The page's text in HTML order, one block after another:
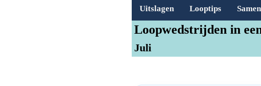
Uitslagen Looptips
Loopwedstrijden in
Juli